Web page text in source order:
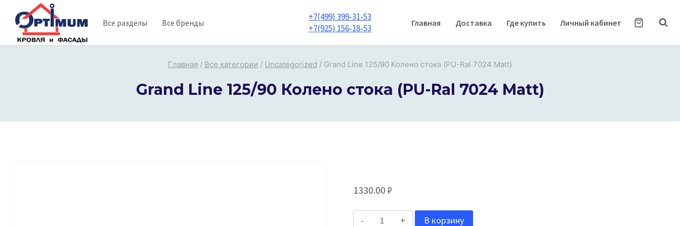
содержимому
Все разделы Все бренды
+7(499) 399-31-53
+7(925) 156-18-53
Главная Доставка Где купить Личный кабинет
Главная / Все категории / Uncategorized / Grand Line 125/90 Колено стока (PU-Ral 7024 Matt)
Grand Line 125/90 Колено стока (PU-Ral 7024 Matt)
1330.00 ₽
Количество
В корзину